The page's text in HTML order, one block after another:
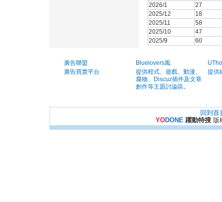
2026/1
27
2025/12
18
2025/11
58
2025/10
47
2025/9
60
廣告聯盟
廣告買賣平台
Bluelovers風
提供程式、遊戲、動漫、
腐物、Discuz插件及文章
創作等主題討論區。
提供
回到首
YODONE 躍動特搜版